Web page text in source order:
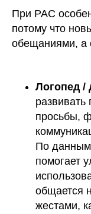
При РАС
потому что
обещаниями, а
Логопед /
просьбы,
По данным
помогает
общается
жестами,